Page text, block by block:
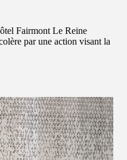
Fairmont Le Reine
par une action visant la